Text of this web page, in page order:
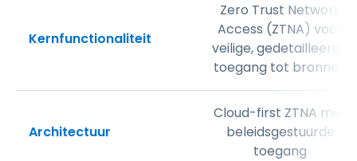
Kernfunctionaliteit
Zero Trust Network
Access (ZTNA) voor
veilige, gedetailleerde
toegang tot bronnen
Architectuur
Cloud-first ZTNA met
beleidsgestuurde
toegang